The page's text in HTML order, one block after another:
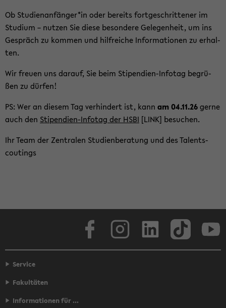
halt
ti­
on
seln
Ob Stu­di­en­an­fän­ger*in oder be­reits fort­ge­schrit­te­ner im
Stu­di­um – nut­zen Sie diese be­son­de­re Ge­le­gen­heit, um ins
Ge­spräch zu kom­men und hilf­rei­che In­for­ma­tio­nen zu er­hal­
ten.
Wir freu­en uns dar­auf, Sie beim Stipendien-​Infotag be­grü­
ßen zu dür­fen!
PS: Wer an die­sem Tag ver­hin­dert ist, kann am 04.11.26gerne
auch den Stipendien-​Infotag der HSBI [LINK] be­su­chen.
Ihr Team der Zen­tra­len Stu­di­en­be­ra­tung und des Ta­lents­
cou­tings
Face­book
Service
Fakultäten
Informationen für ...